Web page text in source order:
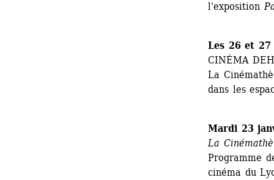
l'exposition
Les 26 et
CINÉMA
La
dans les
Mardi 23
La
Programme
cinéma du